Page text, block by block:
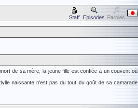
Staff Episodes Paroles
de sa mère, la jeune fille est confiée à un couvent où
naissante n'est pas du tout du goût de sa camarade